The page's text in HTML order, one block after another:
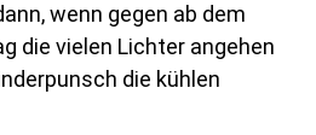
wenn gegen ab dem
die vielen Lichter angehen
die kühlen